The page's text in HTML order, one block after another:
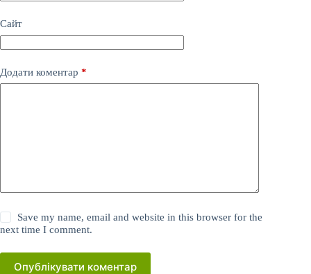
Сайт
Додати коментар *
Save my name, email and website in this browser for the
next time I comment.
Опублікувати коментар